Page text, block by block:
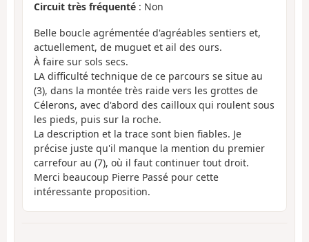
Circuit très fréquenté : Non
Belle boucle agrémentée d'agréables sentiers et,
actuellement, de muguet et ail des ours.
À faire sur sols secs.
LA difficulté technique de ce parcours se situe au
(3), dans la montée très raide vers les grottes de
Célerons, avec d'abord des cailloux qui roulent sous
les pieds, puis sur la roche.
La description et la trace sont bien fiables. Je
précise juste qu'il manque la mention du premier
carrefour au (7), où il faut continuer tout droit.
Merci beaucoup Pierre Passé pour cette
intéressante proposition.